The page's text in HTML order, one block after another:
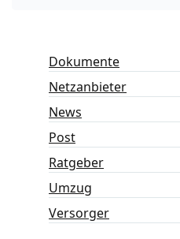
Dokumente
Netzanbieter
News
Post
Ratgeber
Umzug
Versorger